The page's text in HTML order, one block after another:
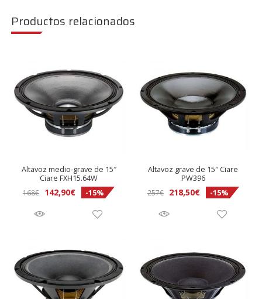
Productos relacionados
Altavoz medio-grave de 15″
Ciare FXH15.64W
168€
El
original
142,90€El
actual
-15%
Altavoz grave de 15″ Ciare
PW396
257€
El
original
218,50€El
actual
-15%